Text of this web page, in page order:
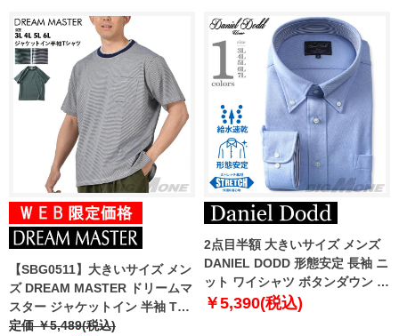
【SBG0511】大きいサイズ メン
ズ DREAM MASTER ドリームマ
スター ジャケットイン 半袖 Tシ
ャツ dm-t230219
定価 ￥5,489(税込)
2点目半額 大きいサイズ メンズ
DANIEL DODD 形態安定 長袖 ニ
ット ワイシャツ ボタンダウン 吸
水速乾 ストレッチ ewdn82-11
￥5,390(税込)